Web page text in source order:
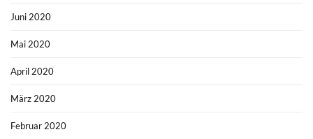
Juni 2020
Mai 2020
April 2020
März 2020
Februar 2020